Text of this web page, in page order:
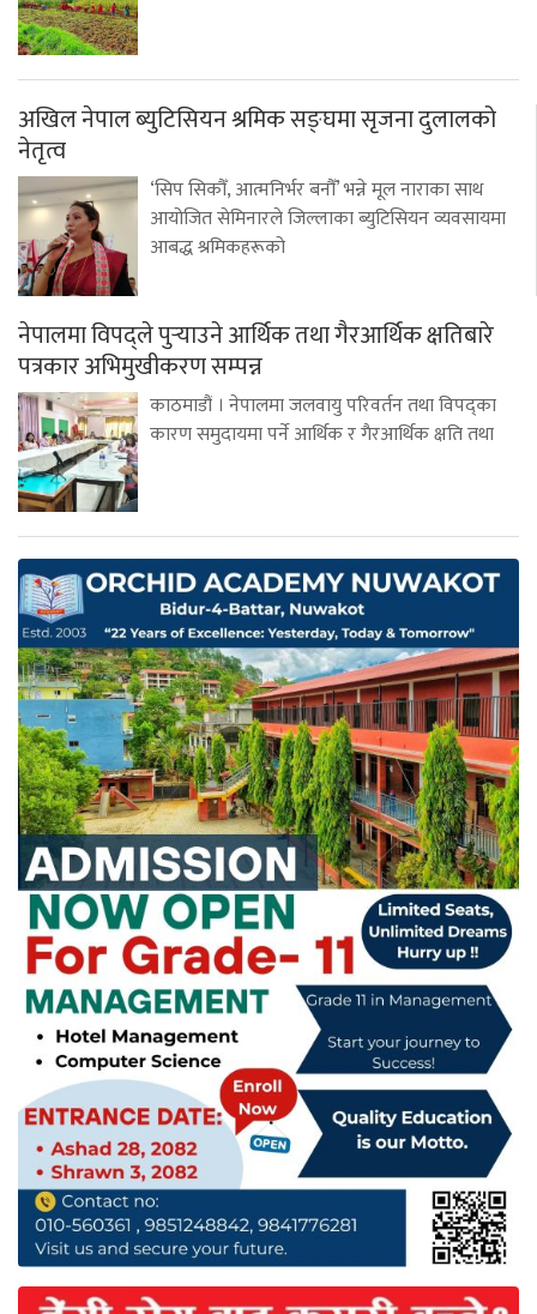
अखिल नेपाल ब्युटिसियन श्रमिक सङ्घमा सृजना दुलालको
नेतृत्व
‘सिप सिकौँ, आत्मनिर्भर बनौँ’ भन्ने मूल नाराका साथ
आयोजित सेमिनारले जिल्लाका ब्युटिसियन व्यवसायमा
आबद्ध श्रमिकहरूको
नेपालमा विपद्ले पुर्‍याउने आर्थिक तथा गैरआर्थिक क्षतिबारे
पत्रकार अभिमुखीकरण सम्पन्न
काठमाडौं । नेपालमा जलवायु परिवर्तन तथा विपद्का
कारण समुदायमा पर्ने आर्थिक र गैरआर्थिक क्षति तथा